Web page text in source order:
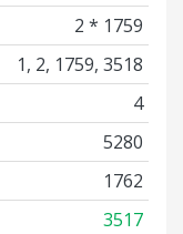
2 * 1759
1, 2, 1759, 3518
4
5280
1762
3517